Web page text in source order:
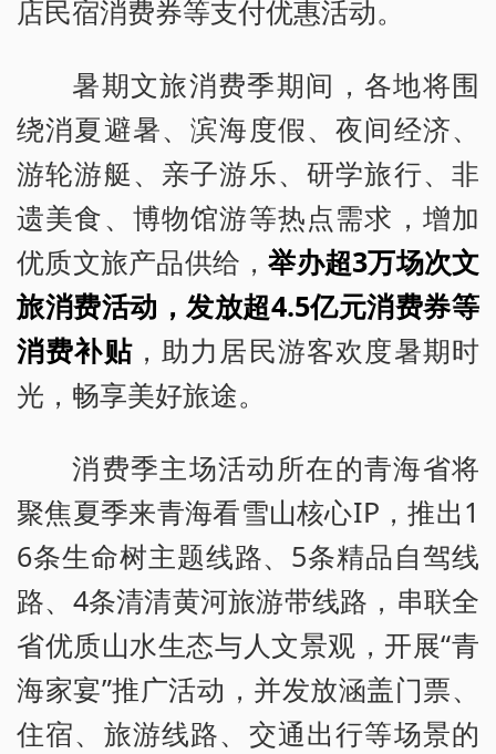
店民宿消费券等支付优惠活动。
暑期文旅消费季期间，各地将围
绕消夏避暑、滨海度假、夜间经济、
游轮游艇、亲子游乐、研学旅行、非
遗美食、博物馆游等热点需求，增加
优质文旅产品供给，举办超3万场次文
旅消费活动，发放超4.5亿元消费券等
消费补贴，助力居民游客欢度暑期时
光，畅享美好旅途。
消费季主场活动所在的青海省将
聚焦夏季来青海看雪山核心IP，推出1
6条生命树主题线路、5条精品自驾线
路、4条清清黄河旅游带线路，串联全
省优质山水生态与人文景观，开展“青
海家宴”推广活动，并发放涵盖门票、
住宿、旅游线路、交通出行等场景的